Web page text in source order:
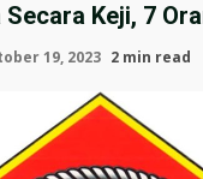
Keji, 7
19, 2023 2 min read